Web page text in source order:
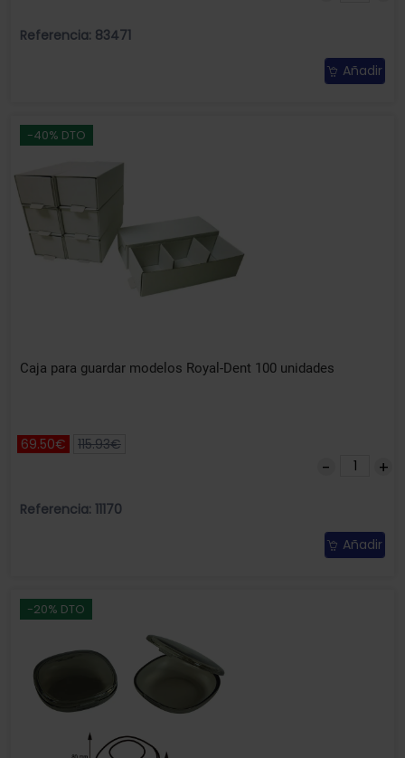
Referencia: 83471
Añadir
-40% DTO
Caja para guardar modelos Royal-Dent 100 unidades
69.50€ 115.93€
Referencia: 11170
Añadir
-20% DTO